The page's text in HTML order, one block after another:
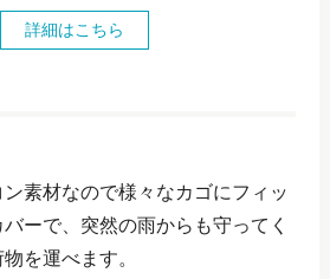
詳細はこちら
素材なので様々なカゴにフィッ
ーで、突然の雨からも守ってく
を運べます。